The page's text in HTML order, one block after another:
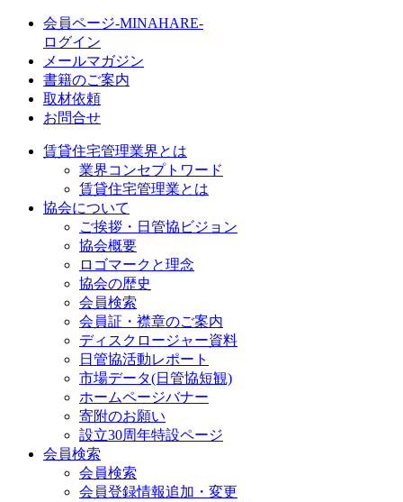
会員ページ-MINAHARE-
ログイン
メールマガジン
書籍のご案内
取材依頼
お問合せ
賃貸住宅管理業界とは
業界コンセプトワード
賃貸住宅管理業とは
協会について
ご挨拶・日管協ビジョン
協会概要
ロゴマークと理念
協会の歴史
会員検索
会員証・襟章のご案内
ディスクロージャー資料
日管協活動レポート
市場データ(日管協短観)
ホームページバナー
寄附のお願い
設立30周年特設ページ
会員検索
会員検索
会員登録情報追加・変更